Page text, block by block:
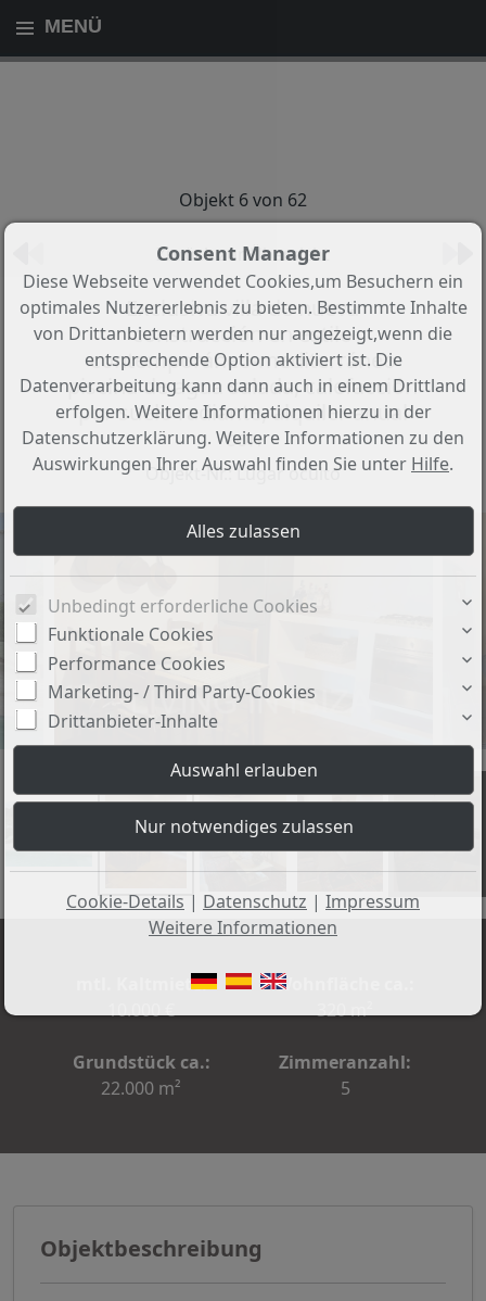
MENÜ
Objekt 6 von 62
Zurück zur Übersicht
Exclusiva villa de nueva
construcción en estilo
contemporáneo-mediterráneo
piscina de agua salada, calefacción
por suelo radiante, alquiler anual
con
Objekt-Nr.: Lugar oculto
mtl. Kaltmiete:
10.000 €
Wohnfläche ca.:
320 m²
Grundstück ca.:
22.000 m²
Zimmeranzahl:
5
Objektbeschreibung
Consent Manager
Diese Webseite verwendet Cookies,um Besuchern ein
optimales Nutzererlebnis zu bieten. Bestimmte Inhalte
von Drittanbietern werden nur angezeigt,wenn die
entsprechende Option aktiviert ist. Die
Datenverarbeitung kann dann auch in einem Drittland
erfolgen. Weitere Informationen hierzu in der
Datenschutzerklärung. Weitere Informationen zu den
Auswirkungen Ihrer Auswahl finden Sie unter Hilfe.
Unbedingt erforderliche Cookies
Funktionale Cookies
Performance Cookies
Marketing- / Third Party-Cookies
Drittanbieter-Inhalte
Cookie-Details | Datenschutz | Impressum
Weitere Informationen